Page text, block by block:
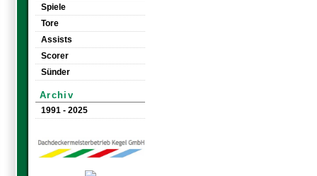
Spiele
Tore
Assists
Scorer
Sünder
Archiv
1991 - 2025